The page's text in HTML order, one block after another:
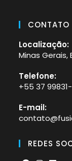
CONTATO
Localização:
Minas Gerais,
Telefone:
+55 37
em
seu
E-mail:
REDES